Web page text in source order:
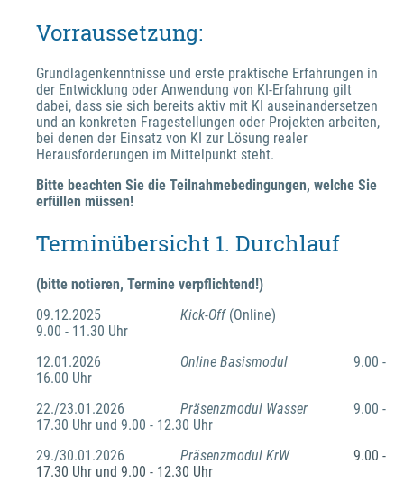
Vorraussetzung:
Grundlagenkenntnisse und erste praktische Erfahrungen in
der Entwicklung oder Anwendung von KI-Erfahrung gilt
dabei, dass sie sich bereits aktiv mit KI auseinandersetzen
und an konkreten Fragestellungen oder Projekten arbeiten,
bei denen der Einsatz von KI zur Lösung realer
Herausforderungen im Mittelpunkt steht.
Bitte beachten Sie die Teilnahmebedingungen, welche Sie
erfüllen müssen!
Terminübersicht 1. Durchlauf
(bitte notieren, Termine verpflichtend!)
Kick-Off (Online)
9.00 - 11.30 Uhr
Online Basismodul
16.00 Uhr
Präsenzmodul Wasser
17.30 Uhr und 9.00 - 12.30 Uhr
Präsenzmodul KrW
9.00 -
17.30 Uhr und 9.00 - 12.30 Uhr